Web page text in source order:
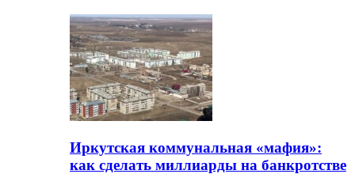
Иркутская коммунальная «мафия»:
как сделать миллиарды на банкротстве